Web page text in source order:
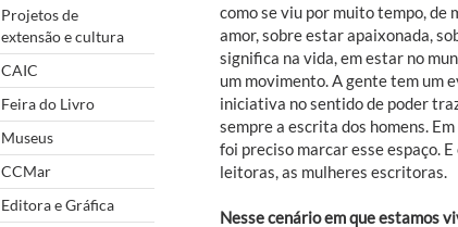
Projetos de
extensão e cultura
CAIC
Feira do Livro
Museus
CCMar
Editora e Gráfica
como se viu por muito tempo, de
amor, sobre estar apaixonada,
significa na vida, em estar no
um movimento. A gente tem um
iniciativa no sentido de poder
sempre a escrita dos homens.
foi preciso marcar esse espaço.
leitoras, as mulheres escritoras.
Nesse cenário em que estamos